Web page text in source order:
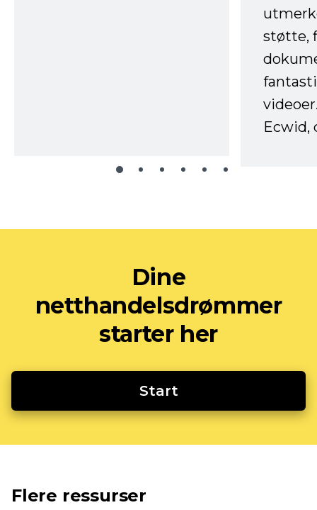
støtte,
Ecwid,
Dine
netthandelsdrømmer
starter her
Start
Flere ressurser